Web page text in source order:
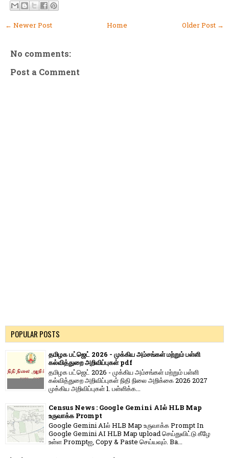
← Newer Post Older Post →
Home
No comments:
Post a Comment
POPULAR POSTS
தமிழக பட்ஜெட் 2026 - முக்கிய அம்சங்கள் மற்றும் பள்ளி
கல்வித்துறை அறிவிப்புகள் pdf
தமிழக பட்ஜெட் 2026 - முக்கிய அம்சங்கள் மற்றும் பள்ளி
கல்வித்துறை அறிவிப்புகள் நிதி நிலை அறிக்கை 2026 2027
முக்கிய அறிவிப்புகள் 1. பள்ளிக்க...
Census News : Google Gemini AIல் HLB Map
உருவாக்க Prompt
Google Gemini AIல் HLB Map உருவாக்க Prompt In
Google Gemini AI HLB Map upload செய்துவிட்டு கீழே
உள்ள Promptஐ, Copy & Paste செய்யவும். Ba...